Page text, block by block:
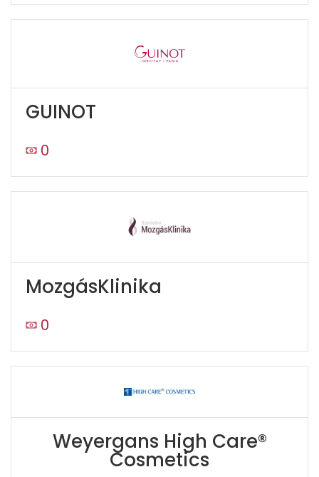
GUINOT
0
MozgásKlinika
0
Weyergans High Care®
Cosmetics